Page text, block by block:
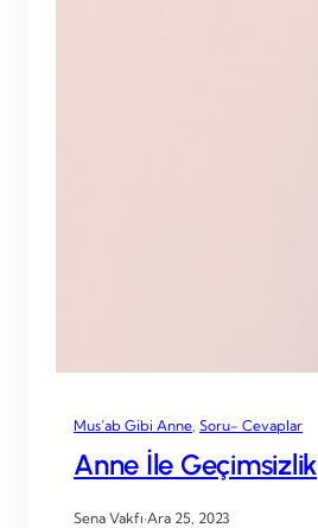
Mus’ab Gibi Anne Soru- Cevaplar
Anne İle Geçimsizlik
Sena Vakfı·Ara 25, 2023